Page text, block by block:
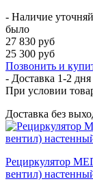
- Наличие
было
27 830 руб
25 300 руб
Позвонить и
- Доставка 1-2 дня
При условии
Доставка без
Рециркулятор
вентил)